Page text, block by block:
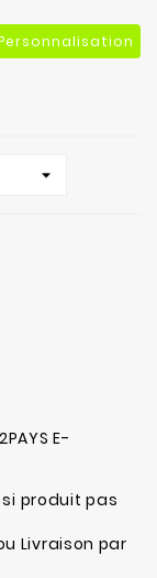
E-
produit pas
Livraison par